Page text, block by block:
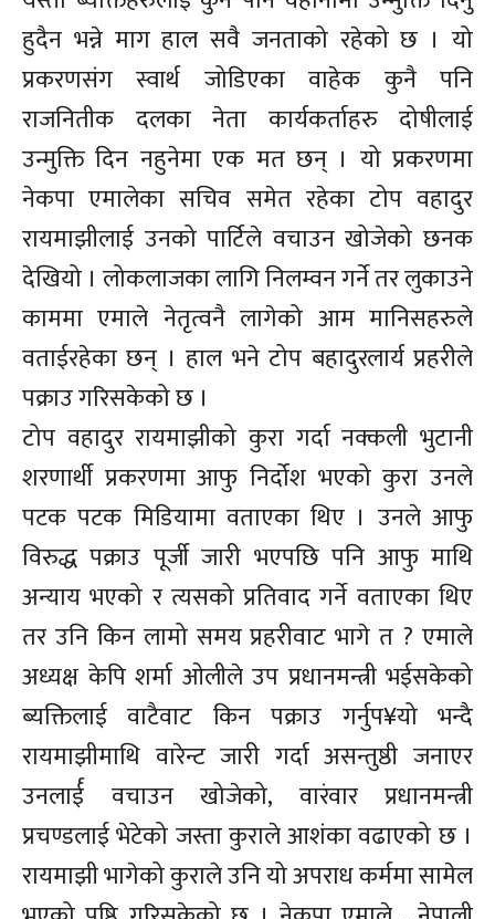
हुदैन भन्ने माग हाल सवै जनताको रहेको छ । यो
प्रकरणसंग स्वार्थ जोडिएका वाहेक कुनै पनि
राजनितीक दलका नेता कार्यकर्ताहरु दोषीलाई
उन्मुक्ति दिन नहुनेमा एक मत छन् । यो प्रकरणमा
नेकपा एमालेका सचिव समेत रहेका टोप वहादुर
रायमाझीलाई उनको पार्टिले वचाउन खोजेको छनक
देखियो । लोकलाजका लागि निलम्वन गर्ने तर लुकाउने
काममा एमाले नेतृत्वनै लागेको आम मानिसहरुले
वताईरहेका छन् । हाल भने टोप बहादुरलार्य प्रहरीले
पक्राउ गरिसकेको छ ।
टोप वहादुर रायमाझीको कुरा गर्दा नक्कली भुटानी
शरणार्थी प्रकरणमा आफु निर्दोश भएको कुरा उनले
पटक पटक मिडियामा वताएका थिए । उनले आफु
विरुद्ध पक्राउ पूर्जी जारी भएपछि पनि आफु माथि
अन्याय भएको र त्यसको प्रतिवाद गर्ने वताएका थिए
तर उनि किन लामो समय प्रहरीवाट भागे त ? एमाले
अध्यक्ष केपि शर्मा ओलीले उप प्रधानमन्त्री भईसकेको
ब्यक्तिलाई वाटैवाट किन पक्राउ गर्नुप¥यो भन्दै
रायमाझीमाथि वारेन्ट जारी गर्दा असन्तुष्ठी जनाएर
उनलार्ई वचाउन खोजेको, वारंवार प्रधानमन्त्री
प्रचण्डलाई भेटेको जस्ता कुराले आशंका वढाएको छ ।
रायमाझी भागेको कुराले उनि यो अपराध कर्ममा सामेल